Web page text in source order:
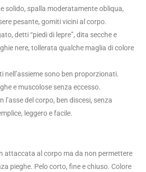
solido, spalla moderatamente obliqua,
pesante, gomiti vicini al corpo.
detti “piedi di lepre”, dita secche e
nere, tollerata qualche maglia di colore
nell’assieme sono ben proporzionati.
e muscolose senza eccesso.
l’asse del corpo, ben discesi, senza
leggero e facile.
attaccata al corpo ma da non permettere
pieghe. Pelo corto, fine e chiuso. Colore